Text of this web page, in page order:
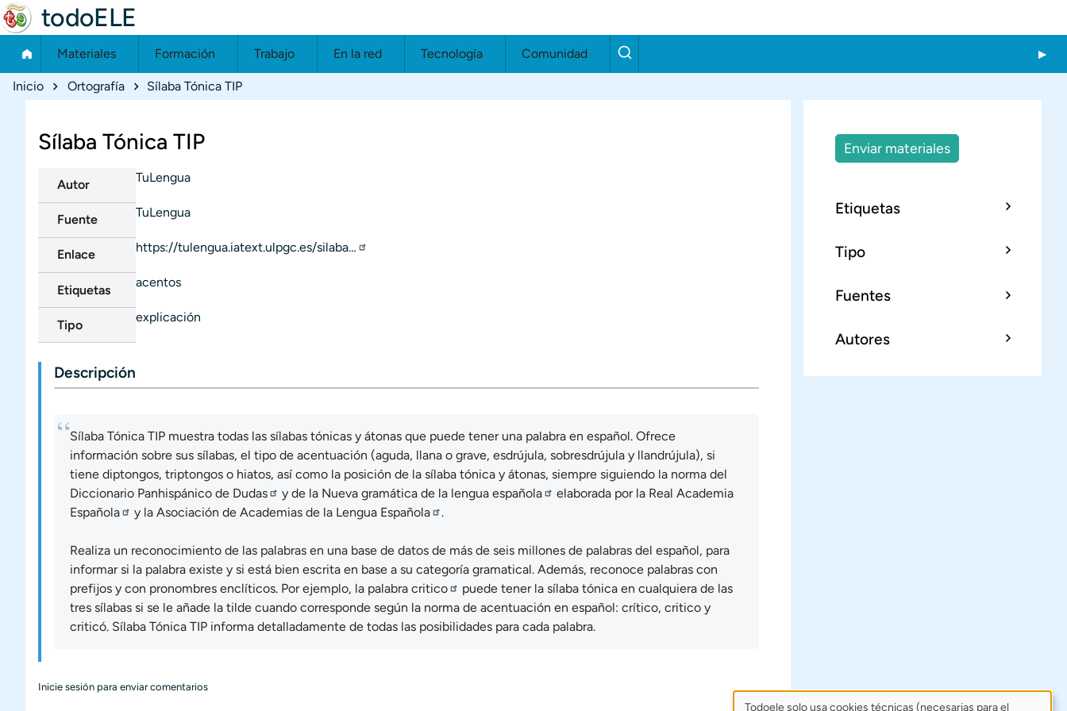
todoELE
Materiales Formación Trabajo En la red Tecnología Comunidad
Ruta de navegación
Inicio Ortografía Sílaba Tónica TIP
Sílaba Tónica TIP
Autor
TuLengua
Fuente
TuLengua
Enlace
https://tulengua.iatext.ulpgc.es/silaba…
Etiquetas
acentos
Tipo
explicación
Descripción
Sílaba Tónica TIP muestra todas las sílabas tónicas y átonas que puede tener una palabra en español. Ofrece
información sobre sus sílabas, el tipo de acentuación (aguda, llana o grave, esdrújula, sobresdrújula y llandrújula), si
tiene diptongos, triptongos o hiatos, así como la posición de la sílaba tónica y átonas, siempre siguiendo la norma del
Diccionario Panhispánico de Dudas
y de la Nueva gramática de la lengua española elaborada por la Real Academia
Española
y la Asociación de Academias de la Lengua Española .
Realiza un reconocimiento de las palabras en una base de datos de más de seis millones de palabras del español, para
informar si la palabra existe y si está bien escrita en base a su categoría gramatical. Además, reconoce palabras con
prefijos y con pronombres enclíticos. Por ejemplo, la palabra critico
puede tener la sílaba tónica en cualquiera de las
tres sílabas si se le añade la tilde cuando corresponde según la norma de acentuación en español: crítico, critico y
criticó. Sílaba Tónica TIP informa detalladamente de todas las posibilidades para cada palabra.
Inicie sesión para enviar comentarios
Enviar materiales
Etiquetas
Tipo
Fuentes
Autores
Todoele solo usa cookies técnicas (necesarias para el